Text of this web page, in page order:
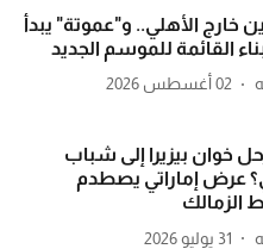
خارج الأهلي.. و"عموتة" يبدأ
القائمة للموسم الجديد
02 أغسطس 2026
خوان بيزيرا إلى شباب
عرض إماراتي يصطدم
الزمالك
31 يوليو 2026